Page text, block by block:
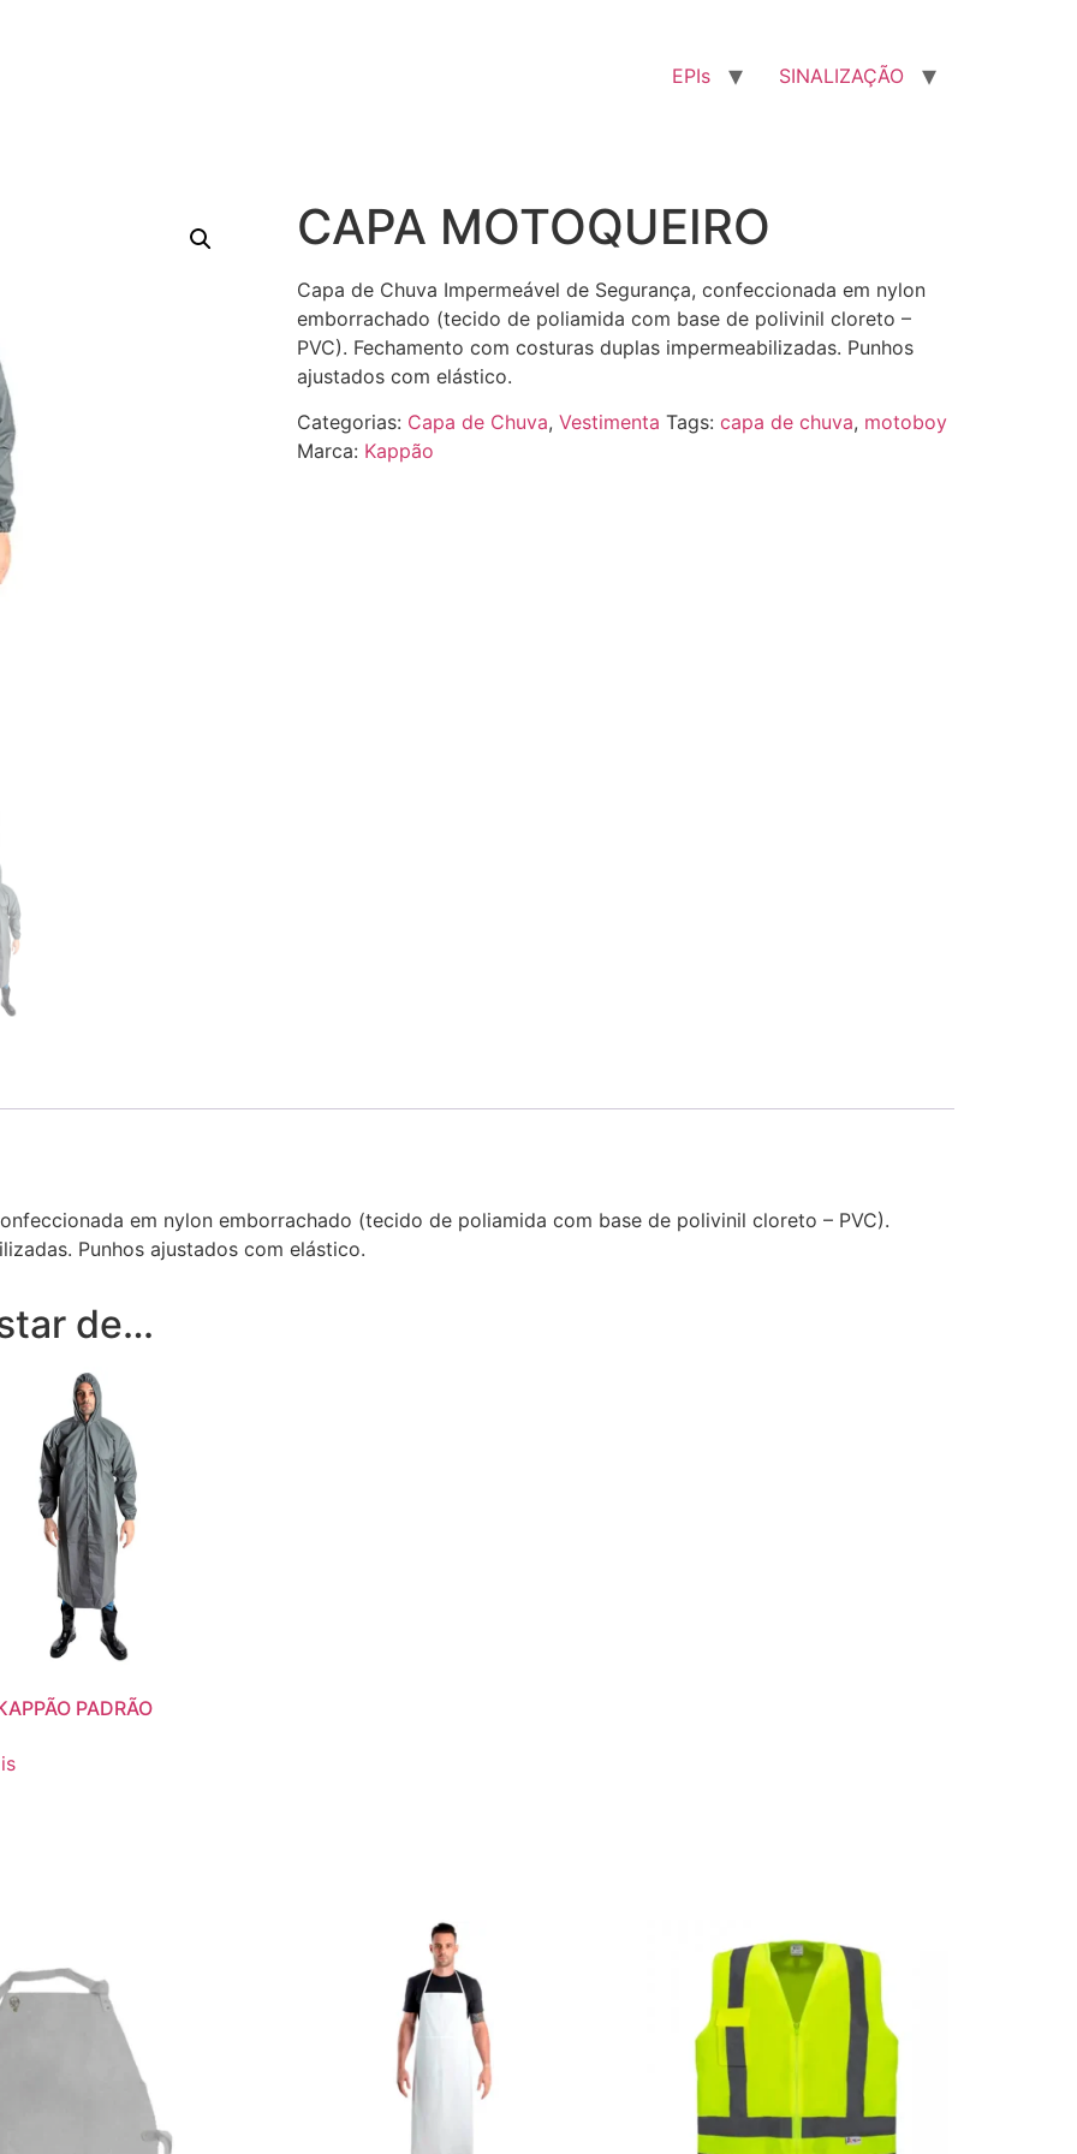
EPIs SINALIZAÇÃO
CAPA MOTOQUEIRO
Capa de Chuva Impermeável de Segurança, confeccionada em nylon
emborrachado (tecido de poliamida com base de polivinil cloreto –
PVC). Fechamento com costuras duplas impermeabilizadas. Punhos
ajustados com elástico.
Categorias: Capa de Chuva, Vestimenta Tags: capa de chuva, motoboy
Marca: Kappão
em nylon emborrachado (tecido de poliamida com base de polivinil cloreto – PVC).
Punhos ajustados com elástico.
de…
PADRÃO